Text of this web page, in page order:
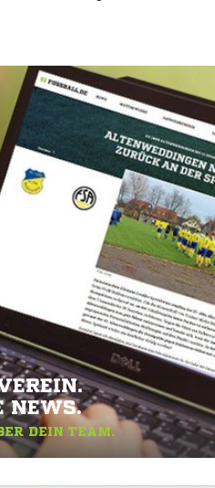
NEWS.
DEIN TEAM.